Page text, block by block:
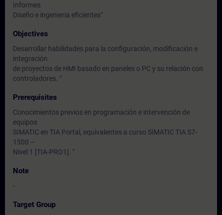
Informes
Diseño e ingenieria eficientes"
Objectives
Desarrollar habilidades para la configuración, modificación e
integración
de proyectos de HMI basado en paneles o PC y su relación con
controladores. "
Prerequisites
Conocimientos previos en programación e intervención de
equipos
SIMATIC en TIA Portal, equivalentes a curso SIMATIC TIA S7-
1500 –
Nivel 1 [TIA-PRO1]. "
Note
-
Target Group